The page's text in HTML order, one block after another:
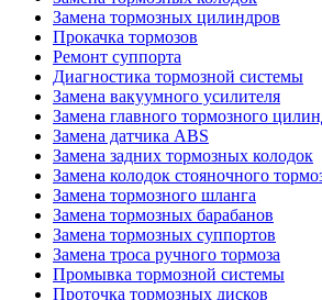
Замена тормозных цилиндров
Прокачка тормозов
Ремонт суппорта
Диагностика тормозной системы
Замена вакуумного усилителя
Замена главного тормозного
Замена датчика ABS
Замена задних тормозных колодок
Замена колодок стояночного
Замена тормозного шланга
Замена тормозных барабанов
Замена тормозных суппортов
Замена троса ручного тормоза
Промывка тормозной системы
Проточка тормозных дисков